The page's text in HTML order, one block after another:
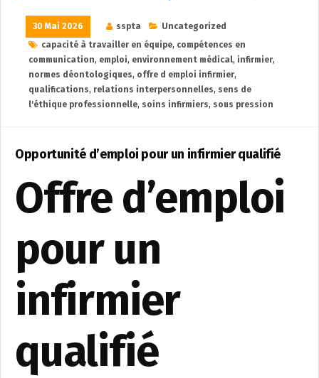
30 Mai 2026 sspta
Uncategorized
capacité à travailler en équipe, compétences en
communication, emploi, environnement médical, infirmier,
normes déontologiques, offre d emploi infirmier,
qualifications, relations interpersonnelles, sens de
l'éthique professionnelle, soins infirmiers, sous pression
Opportunité d’emploi pour un infirmier qualifié
Offre d’emploi
pour un
infirmier
qualifié